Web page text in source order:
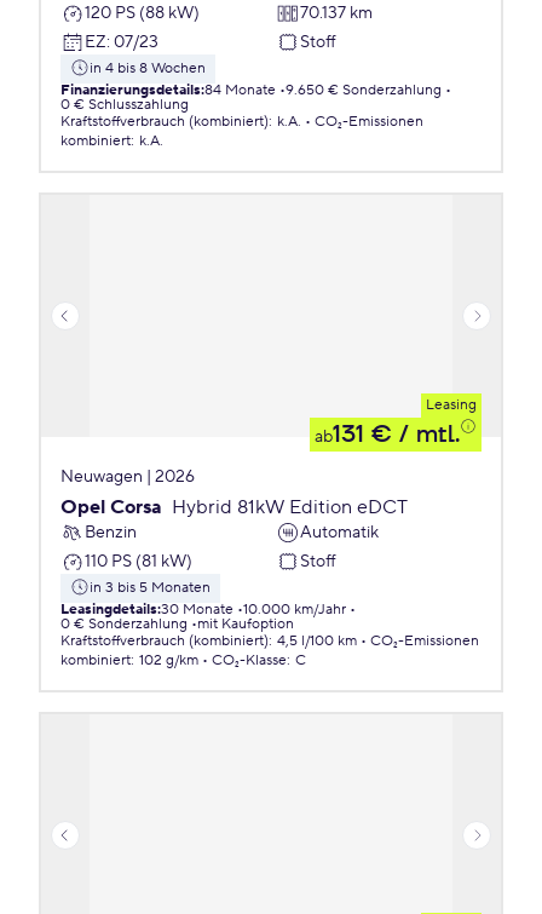
120 PS (88 kW)
70.137 km
EZ: 07/23 Stoff
in 4 bis 8 Wochen
Finanzierungsdetails:84 Monate 9.650 € Sonderzahlung
0 € Schlusszahlung
Kraftstoffverbrauch (kombiniert): k.A.
CO₂-Emissionen
kombiniert: k.A.
Leasing
ab131 € / mtl.
Neuwagen | 2026
Opel Corsa Hybrid 81kW Edition eDCT
Benzin
Automatik
110 PS (81 kW)
Stoff
in 3 bis 5 Monaten
Leasingdetails:30 Monate 10.000 km/Jahr
0 € Sonderzahlung
mit Kaufoption
Kraftstoffverbrauch (kombiniert): 4,5 l/100 km
CO₂-Emissionen
kombiniert: 102 g/km CO₂-Klasse: C